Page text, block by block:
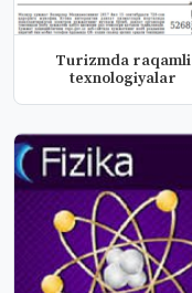
Turizmda raqamli
texnologiyalar